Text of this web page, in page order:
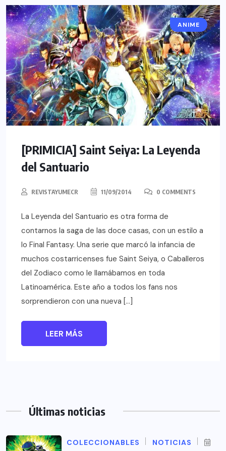
ANIME
[PRIMICIA] Saint Seiya: La Leyenda
del Santuario
REVISTAYUMECR 11/09/2014 0 COMMENTS
La Leyenda del Santuario es otra forma de
contarnos la saga de las doce casas, con un estilo a
lo Final Fantasy. Una serie que marcó la infancia de
muchos costarricenses fue Saint Seiya, o Caballeros
del Zodiaco como le llamábamos en toda
Latinoamérica. Este año a todos los fans nos
sorprendieron con una nueva […]
LEER MÁS
Últimas noticias
COLECCIONABLES NOTICIAS